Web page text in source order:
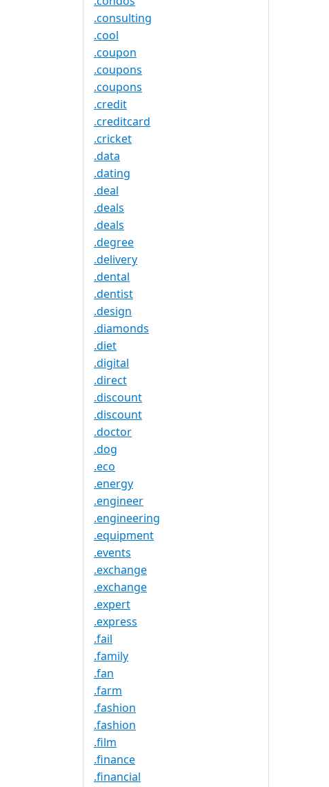
.consulting
.cool
.coupon
.coupons
.coupons
.credit
.creditcard
.cricket
.data
.dating
.deal
.deals
.deals
.degree
.delivery
.dental
.dentist
.design
.diamonds
.diet
.digital
.direct
.discount
.discount
.doctor
.dog
.eco
.energy
.engineer
.engineering
.equipment
.events
.exchange
.exchange
.expert
.express
.fail
.family
.fan
.farm
.fashion
.fashion
.film
.finance
.financial